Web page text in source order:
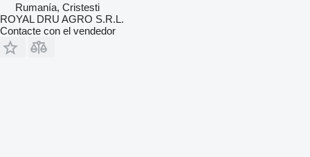
Rumanía, Cristesti
ROYAL DRU AGRO S.R.L.
Contacte con el vendedor